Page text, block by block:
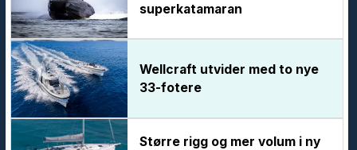
superkatamaran
Wellcraft utvider med to nye
33-fotere
Større rigg og mer volum i ny